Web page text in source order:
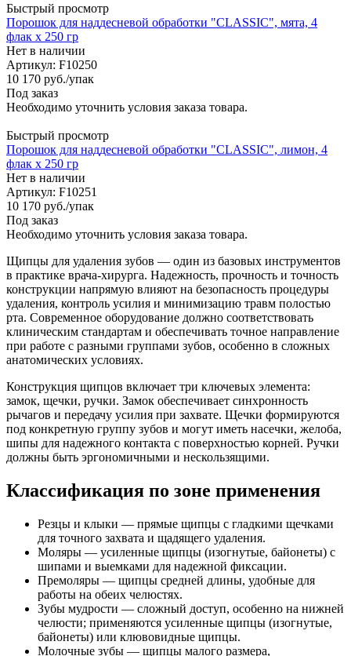
Быстрый просмотр
Порошок для наддесневой обработки "CLASSIC", мята, 4
флак х 250 гр
Нет в наличии
Артикул: F10250
10 170 руб./упак
Под заказ
Необходимо уточнить условия заказа товара.
Быстрый просмотр
Порошок для наддесневой обработки "CLASSIC", лимон, 4
флак х 250 гр
Нет в наличии
Артикул: F10251
10 170 руб./упак
Под заказ
Необходимо уточнить условия заказа товара.
Щипцы для удаления зубов — один из базовых инструментов
в практике врача-хирурга. Надежность, прочность и точность
конструкции напрямую влияют на безопасность процедуры
удаления, контроль усилия и минимизацию травм полостью
рта. Современное оборудование должно соответствовать
клиническим стандартам и обеспечивать точное направление
при работе с разными группами зубов, особенно в сложных
анатомических условиях.
Конструкция щипцов включает три ключевых элемента:
замок, щечки, ручки. Замок обеспечивает синхронность
рычагов и передачу усилия при захвате. Щечки формируются
под конкретную группу зубов и могут иметь насечки, желоба,
шипы для надежного контакта с поверхностью корней. Ручки
должны быть эргономичными и нескользящими.
Классификация по зоне применения
Резцы и клыки — прямые щипцы с гладкими щечками
для точного захвата и щадящего удаления.
Моляры — усиленные щипцы (изогнутые, байонеты) с
шипами и выемками для надежной фиксации.
Премоляры — щипцы средней длины, удобные для
работы на обеих челюстях.
Зубы мудрости — сложный доступ, особенно на нижней
челюсти; применяются усиленные щипцы (изогнутые,
байонеты) или клювовидные щипцы.
Молочные зубы — щипцы малого размера,